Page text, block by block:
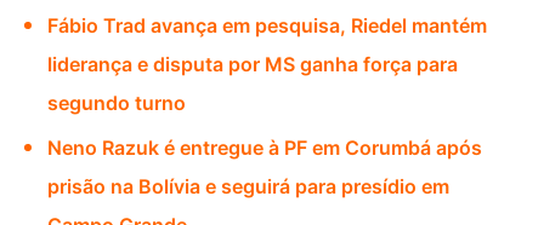
Fábio Trad avança em pesquisa, Riedel mantém
liderança e disputa por MS ganha força para
segundo turno
Neno Razuk é entregue à PF em Corumbá após
prisão na Bolívia e seguirá para presídio em